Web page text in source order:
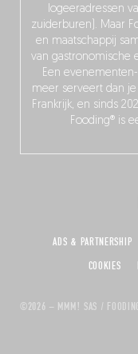
logeeradressen
zuiderburen). Maar
en maatschappij
van gastronomische
Een
meer serveert dan
Frankrijk, en sinds
Fooding® is
©2026 – MMM! SAS /
ADS & PARTNERSHIP
COOKIES